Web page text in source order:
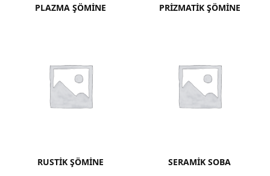
PLAZMA ŞÖMINE PRIZMATIK ŞÖMINE
RUSTIK ŞÖMINE SERAMIK SOBA